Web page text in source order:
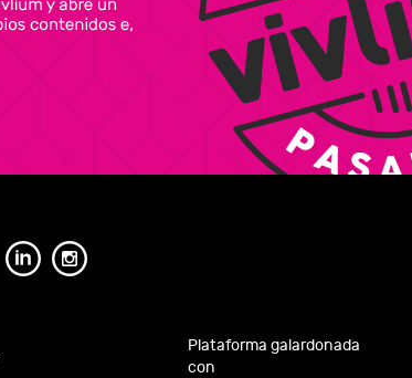
Plataforma galardonada
con